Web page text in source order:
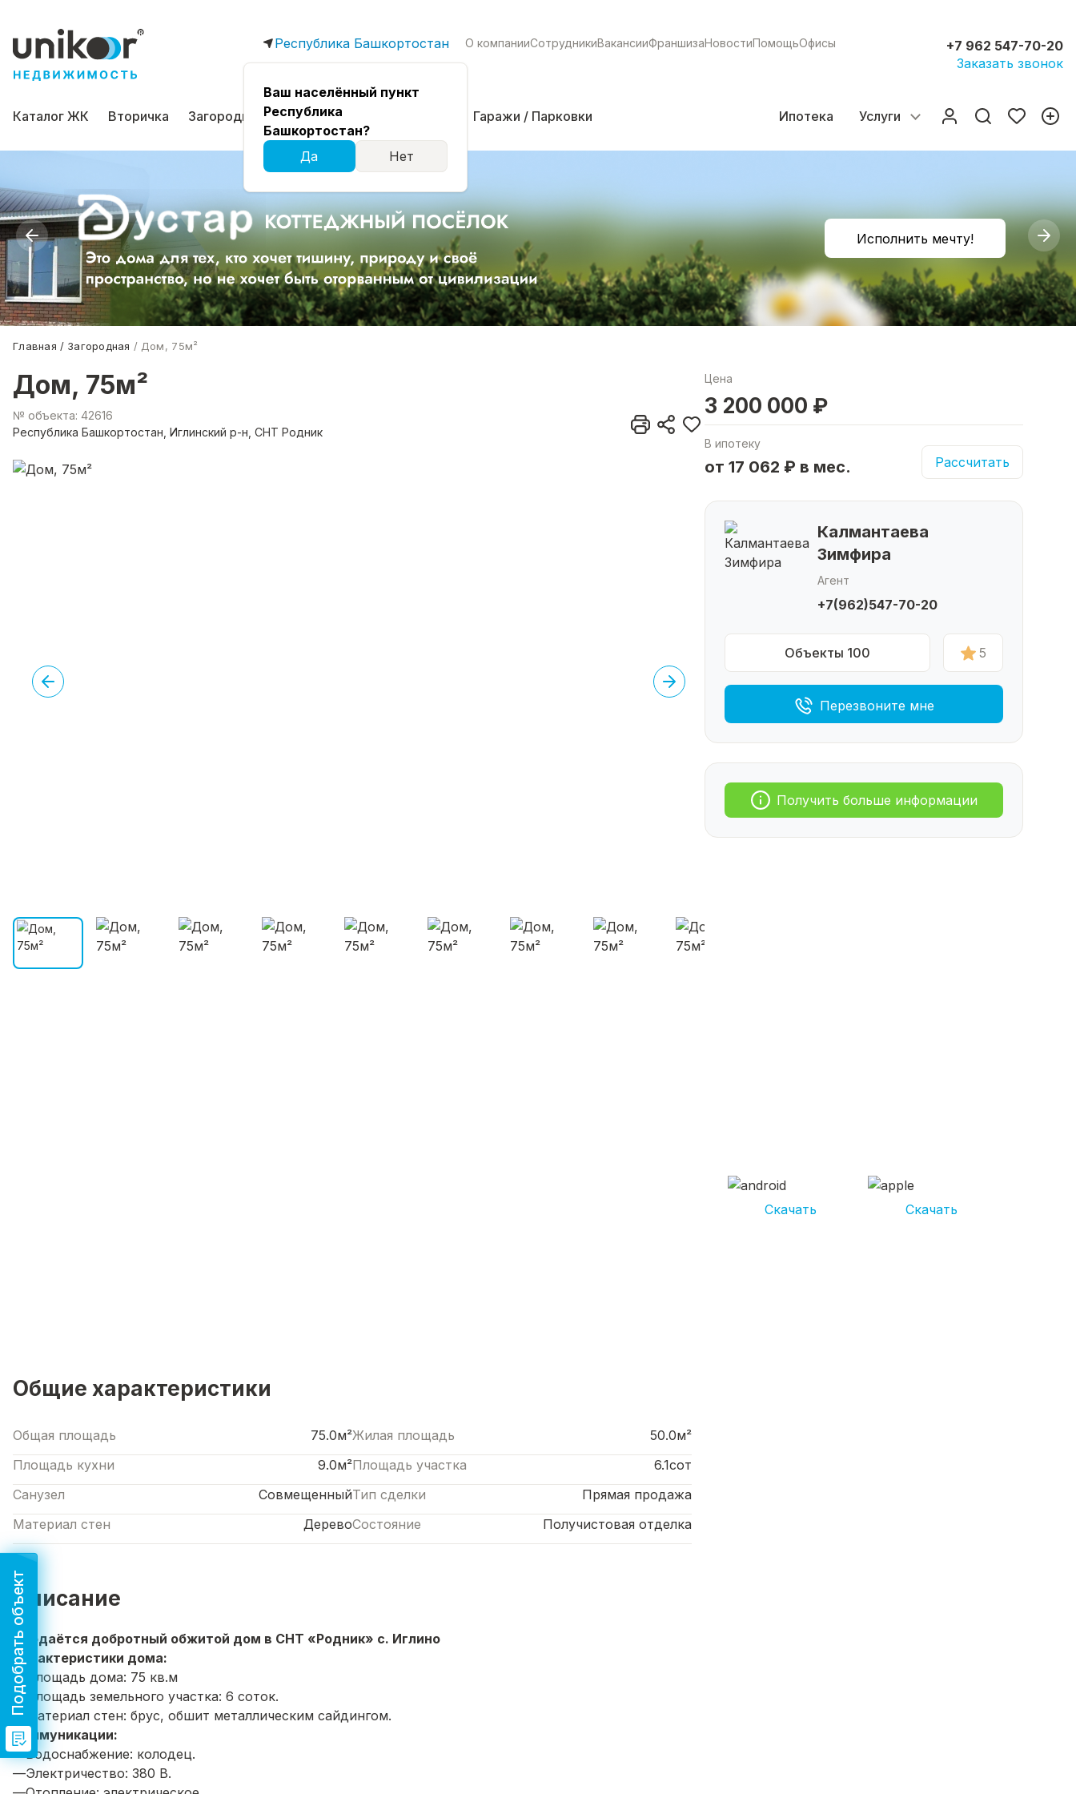
Республика Башкортостан
Ваш населённый пункт
Республика
Башкортостан?
Да
Нет
О компанииСотрудникиВакансииФраншизаНовостиПомощьОфисы
+7 962 547-70-20
Заказать звонок
Каталог ЖК Вторичка Загородная Коммерческая Гаражи / Парковки Ипотека Услуги
Исполнить мечту!
Главная Загородная Дом, 75м²
Дом, 75м²
№ объекта: 42616
Республика Башкортостан, Иглинский р-н, СНТ Родник
Цена
3 200 000 ₽
В ипотеку
от 17 062 ₽ в мес. Рассчитать
Калмантаева
Зимфира
Агент
+7(962)547-70-20
Объекты 100 5
Перезвоните мне
Получить больше информации
Скачать Скачать
Общие характеристики
Общая площадь 75.0м²Жилая площадь
50.0м²
Площадь кухни
9.0м²Площадь участка
6.1сот
Санузел
СовмещенныйТип сделки
Прямая продажа
Материал стен
ДеревоСостояние Получистовая отделка
Описание
Продаётся добротный обжитой дом в СНТ «Родник» с. Иглино
Характеристики дома:
—Площадь дома: 75 кв.м
—Площадь земельного участка: 6 соток.
—Материал стен: брус, обшит металлическим сайдингом.
Коммуникации:
—Водоснабжение: колодец.
—Электричество: 380 В.
Подобрать объект